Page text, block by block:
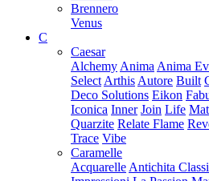
Brennero
Venus
C
Caesar
Alchemy Anima Anima
Select Arthis Autore Built
Deco Solutions Eikon
Iconica Inner Join Life
Quarzite Relate Flame
Trace Vibe
Caramelle
Acquarelle Antichita